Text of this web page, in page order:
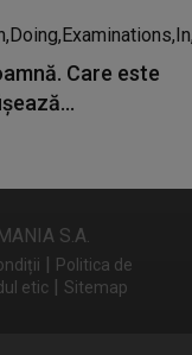
Care este
S.A.
| Politica de
etic | Sitemap